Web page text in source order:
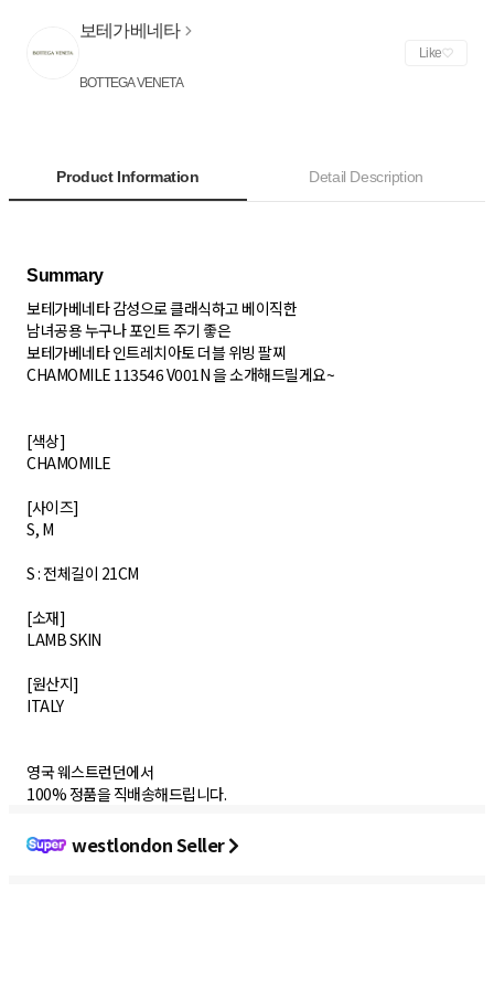
보테가베네타
BOTTEGA VENETA
Like
Product Information Detail Description
Summary
보테가베네타 감성으로 클래식하고 베이직한
남녀공용 누구나 포인트 주기 좋은
보테가베네타 인트레치아토 더블 위빙 팔찌
CHAMOMILE 113546 V001N 을 소개해드릴게요~
[색상]
CHAMOMILE
[사이즈]
S, M
S : 전체길이 21CM
[소재]
LAMB SKIN
​[원산지]
ITALY
영국 웨스트런던에서
100% 정품을 직배송해드립니다.
westlondon Seller